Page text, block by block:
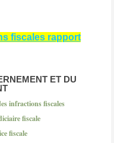
fiscales rapport
ET DU
infractions fiscales
fiscale
fiscale